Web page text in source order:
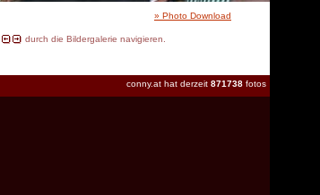
» Photo Download
durch die Bildergalerie navigieren.
conny.at hat derzeit 871738 fotos